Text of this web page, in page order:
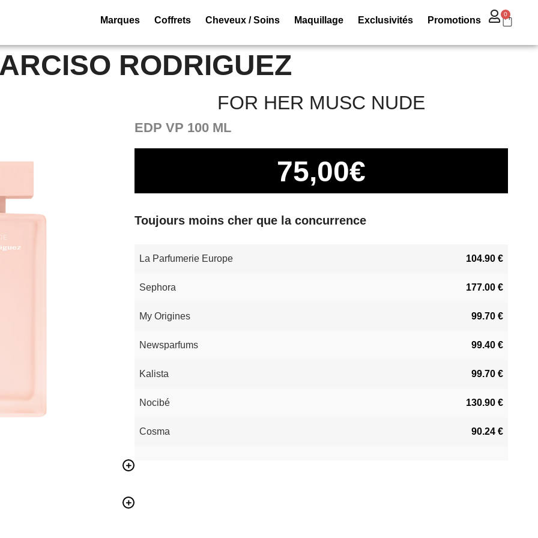
Marques Coffrets Cheveux / Soins Maquillage Exclusivités Promotions
0
RODRIGUEZ
FOR HER MUSC NUDE
EDP VP 100 ML
75,00€
Toujours moins cher que la concurrence
La Parfumerie Europe 104.90 €
Sephora 177.00 €
My Origines 99.70 €
Newsparfums 99.40 €
Kalista 99.70 €
Nocibé 130.90 €
Cosma 90.24 €